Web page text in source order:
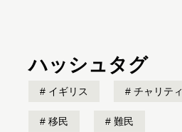
ハッシュタグ
イギリス チャリティ
移民 難民